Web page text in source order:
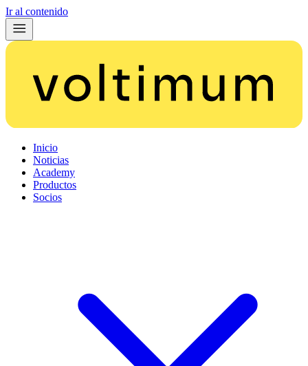
Ir al contenido
Inicio
Noticias
Academy
Productos
Socios